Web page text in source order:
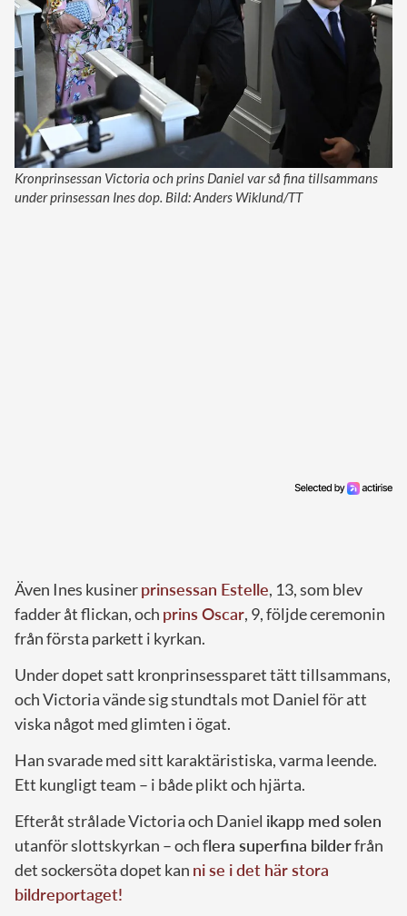
Kronprinsessan Victoria och prins Daniel var så fina tillsammans
under prinsessan Ines dop. Bild: Anders Wiklund/TT
Även Ines kusinerprinsessan Estelle, 13, som blev
fadder åt flickan, och prins Oscar, 9, följde ceremonin
från första parkett i kyrkan.
Under dopet satt kronprinsessparet tätt tillsammans,
och Victoria vände sig stundtals mot Daniel för att
viska något med glimten i ögat.
Han svarade med sitt karaktäristiska, varma leende.
Ett kungligt team – i både plikt och hjärta.
Efteråt strålade Victoria och Daniel ikapp med solen
utanför slottskyrkan – och flera superfina bilderfrån
det sockersöta dopet kan ni se i det här stora
bildreportaget!